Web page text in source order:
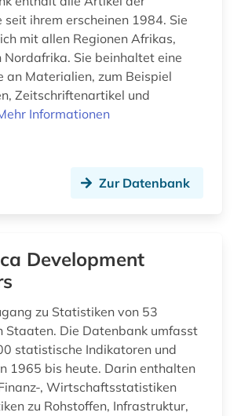
(1)
einwanderungspolitik (1)
einzelhandel (1)
el salvador (1)
elektronische zeitschrift (26)
ihrem erscheinen 1984. Sie
mit allen Regionen Afrikas,
Sie beinhaltet eine
an Materialien, zum Beispiel
Zeitschriftenartikel und
Informationen
Zur Datenbank
Development
zu Statistiken von 53
Staaten. Die Datenbank umfasst
statistische Indikatoren und
1965 bis heute. Darin enthalten
, Wirtschaftsstatistiken
zu Rohstoffen, Infrastruktur,